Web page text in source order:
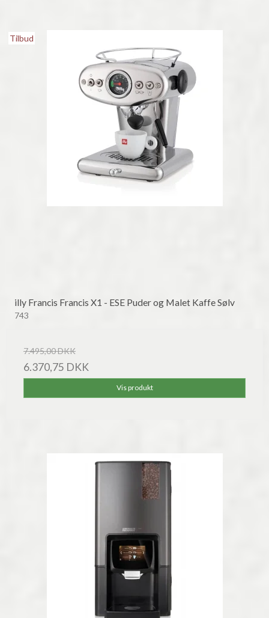
Tilbud
illy Francis Francis X1 - ESE Puder og Malet Kaffe Sølv
743
7.495,00 DKK
6.370,75 DKK
Vis produkt